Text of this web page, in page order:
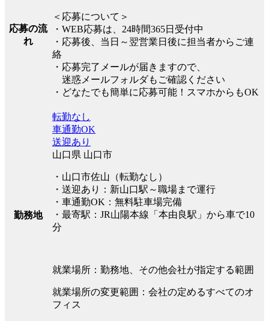
応募の流
れ
＜応募について＞
・WEB応募は、24時間365日受付中
・応募後、当日～翌営業日後に担当者からご連
絡
・応募完了メールが届きますので、
迷惑メールフォルダもご確認ください
・どなたでも簡単に応募可能！スマホからもOK
勤務地
転勤なし
車通勤OK
送迎あり
山口県 山口市
・山口市佐山（転勤なし）
・送迎あり：新山口駅～職場まで運行
・車通勤OK：無料駐車場完備
・最寄駅：JR山陽本線「本由良駅」から車で10
分
就業場所：勤務地、その他会社が指定する範囲
就業場所の変更範囲：会社の定めるすべてのオ
フィス